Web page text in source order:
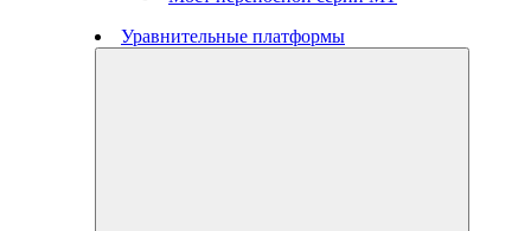
Уравнительные платформы